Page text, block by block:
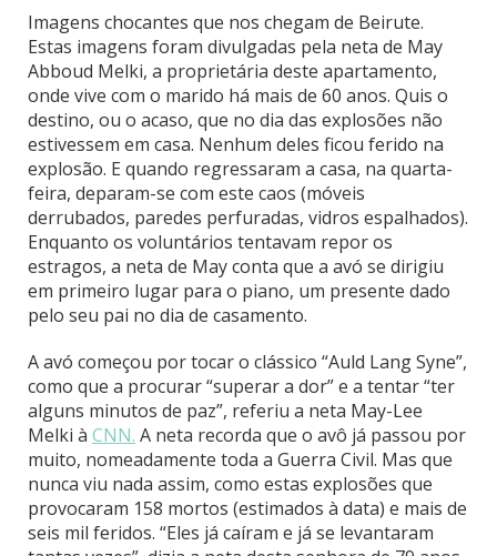
Imagens chocantes que nos chegam de Beirute.
Estas imagens foram divulgadas pela neta de May
Abboud Melki, a proprietária deste apartamento,
onde vive com o marido há mais de 60 anos. Quis o
destino, ou o acaso, que no dia das explosões não
estivessem em casa. Nenhum deles ficou ferido na
explosão. E quando regressaram a casa, na quarta-
feira, deparam-se com este caos (móveis
derrubados, paredes perfuradas, vidros espalhados).
Enquanto os voluntários tentavam repor os
estragos, a neta de May conta que a avó se dirigiu
em primeiro lugar para o piano, um presente dado
pelo seu pai no dia de casamento.
A avó começou por tocar o clássico “Auld Lang Syne”,
como que a procurar “superar a dor” e a tentar “ter
alguns minutos de paz”, referiu a neta May-Lee
Melki à CNN. A neta recorda que o avô já passou por
muito, nomeadamente toda a Guerra Civil. Mas que
nunca viu nada assim, como estas explosões que
provocaram 158 mortos (estimados à data) e mais de
seis mil feridos. “Eles já caíram e já se levantaram